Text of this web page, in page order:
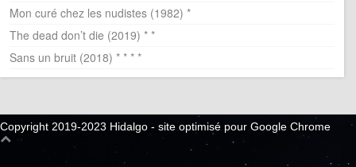
Mon curé chez les nudistes (1982) *
The dead don’t die (2019) * *
Sans un bruit (2018) * * * *
Copyright 2019-2023 Hidalgo - site optimisé pour Google Chrome